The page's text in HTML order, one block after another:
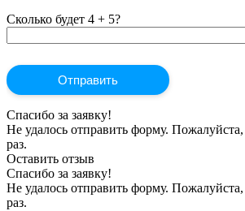
Сколько будет 4 + 5?
Спасибо за заявку!
Не удалось отправить форму.
раз.
Оставить отзыв
Спасибо за заявку!
Не удалось отправить форму.
раз.